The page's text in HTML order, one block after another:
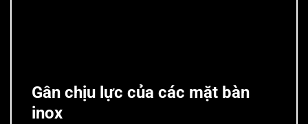
Gân chịu lực của các mặt bàn
inox